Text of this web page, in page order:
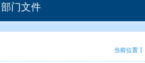
部门文件
当前位置┃